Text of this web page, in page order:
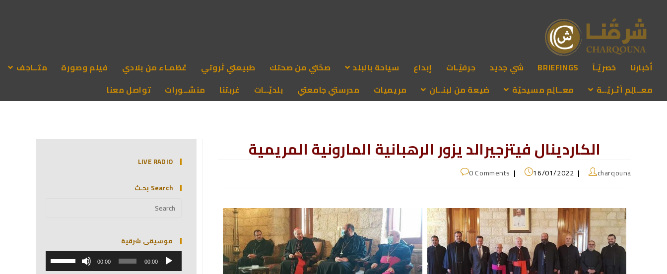
أخبارنا حَصريّـاً BRIEFINGS شي جديد حِرفيّـات إبداع سياحة بالبلد صحّتي من صحتك طبيعتي ثروتي عُظمـاء من بلادي فيلم وصورة
متَــاحِف
معــالِم أثـريّــة
معــالِم مسيحيّة ضيعة من لبنــان مريميات مدرستي جامعتي بلديّــات غربتنا منشــورات تواصل معنا
الكاردينال فيتزجيرالد يزور الرهبانية المارونية المريمية
charqouna
16/01/2022
0 Comments
LIVE RADIO
Search بحـث
موسيقى شرقية
مشغل
الصوت 00:00
00:00
مفاتيح